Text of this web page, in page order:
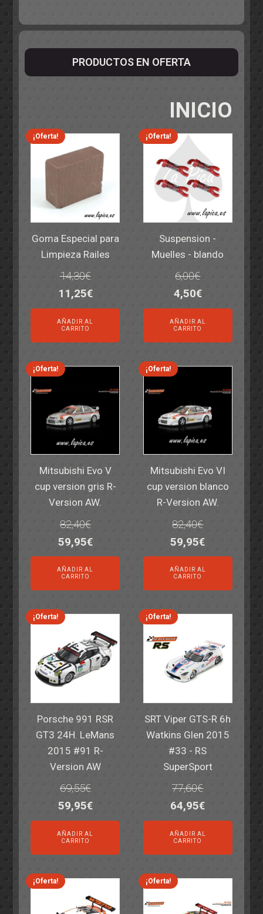
PRODUCTOS EN OFERTA
INICIO
¡Oferta!
Goma Especial para
Limpieza Railes
14,30€
El
precio
original
era:
14,30€.
11,25€El
precio
actual
es:
11,25€.
AÑADIR AL
CARRITO
¡Oferta!
Suspension -
Muelles - blando
6,00€
El
precio
original
era:
6,00€.
4,50€El
precio
actual
es:
4,50€.
AÑADIR AL
CARRITO
¡Oferta!
Mitsubishi Evo V
cup version gris R-
Version AW.
82,40€
El
precio
original
era:
82,40€.
59,95€El
precio
es:
59,95€.
AÑADIR AL
CARRITO
¡Oferta!
Mitsubishi Evo VI
cup version blanco
R-Version AW.
82,40€
El
precio
original
era:
82,40€.
59,95€El
precio
es:
59,95€.
AÑADIR AL
CARRITO
¡Oferta!
Porsche 991 RSR
GT3 24H. LeMans
2015 #91 R-
Version AW
69,55€
El
precio
original
era:
69,55€.
59,95€El
precio
actual
es:
59,95€.
AÑADIR AL
CARRITO
¡Oferta!
SRT Viper GTS-R 6h
Watkins Glen 2015
#33 - RS
SuperSport
77,60€
El
precio
original
era:
77,60€.
64,95€El
precio
actual
es:
64,95€.
AÑADIR AL
CARRITO
¡Oferta! ¡Oferta!